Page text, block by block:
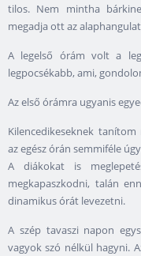
tilos. Nem mintha
megadja ott az
A legelső órám volt a
legpocsékabb, ami,
Az első órámra ugyanis
Kilencedikeseknek
az egész órán semmiféle
A diákokat is
megkapaszkodni, talán
dinamikus órát levezetni.
A szép tavaszi napon
vagyok szó nélkül hagyni.